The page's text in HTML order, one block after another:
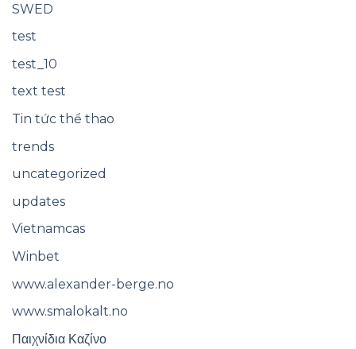
SWED
test
test_10
text test
Tin tức thể thao
trends
uncategorized
updates
Vietnamcas
Winbet
www.alexander-berge.no
www.smalokalt.no
Παιχνίδια Καζίνο